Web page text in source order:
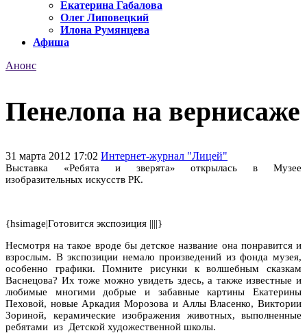
Екатерина Габалова
Олег Липовецкий
Илона Румянцева
Афиша
Анонс
Пенелопа на вернисаже
31 марта 2012 17:02 Интернет-журнал "Лицей"
Выставка «Ребята и зверята» открылась в Музее
изобразительных искусств РК.
{hsimage|Готовится экспозиция ||||}
Несмотря на такое вроде бы детское название она понравится и
взрослым. В экспозиции немало произведений из фонда музея,
особенно графики. Помните рисунки к волшебным сказкам
Васнецова? Их тоже можно увидеть здесь, а также известные и
любимые многими добрые и забавные картины Екатерины
Пеховой, новые Аркадия Морозова и Аллы Власенко, Виктории
Зориной, керамические изображения животных, выполненные
ребятами из Детской художественной школы.